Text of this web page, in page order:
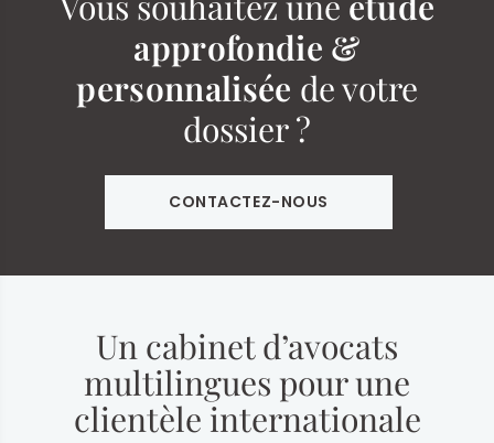
approfondie &
personnalisée de votre
dossier ?
CONTACTEZ-NOUS
Un cabinet d’avocats
multilingues pour une
clientèle internationale